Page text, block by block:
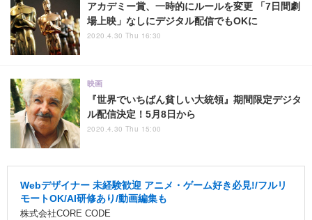
アカデミー賞、一時的にルールを変更 「7日間劇
場上映」なしにデジタル配信でもOKに
2020.4.30 Thu 16:30
『世界でいちばん貧しい大統領』期間限定デジタ
ル配信決定！5月8日から
映画
2020.4.30 Thu 15:00
Webデザイナー 未経験歓迎 アニメ・ゲーム好き必見!/フルリ
モートOK/AI研修あり/動画編集も
株式会社CORE CODE